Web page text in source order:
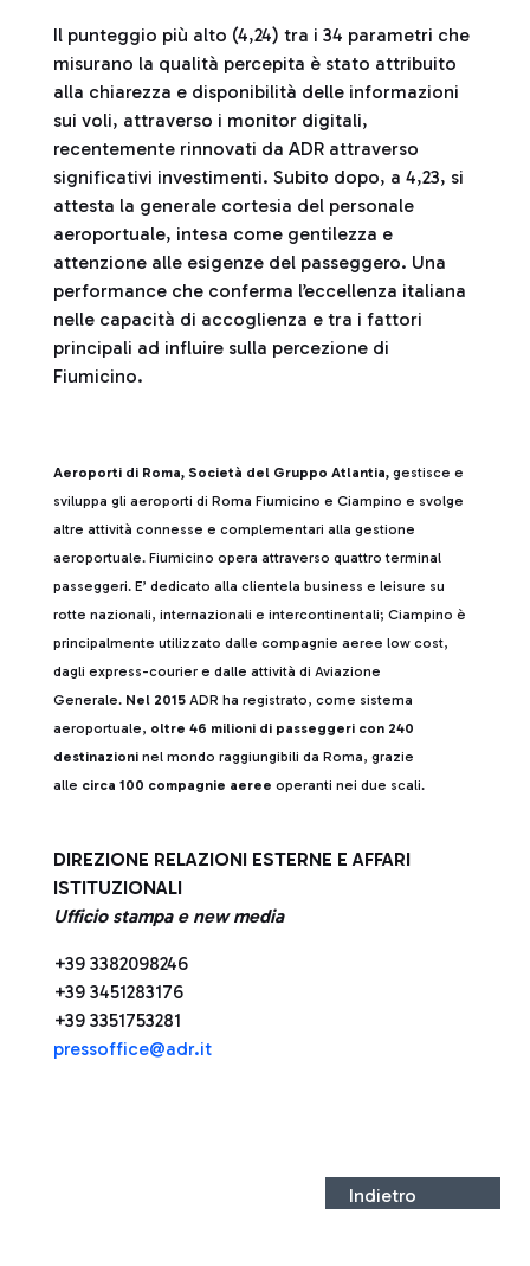
Il punteggio più alto (4,24) tra i 34 parametri che
misurano la qualità percepita è stato attribuito
alla chiarezza e disponibilità delle informazioni
sui voli, attraverso i monitor digitali,
recentemente rinnovati da ADR attraverso
significativi investimenti. Subito dopo, a 4,23, si
attesta la generale cortesia del personale
aeroportuale, intesa come gentilezza e
attenzione alle esigenze del passeggero. Una
performance che conferma l’eccellenza italiana
nelle capacità di accoglienza e tra i fattori
principali ad influire sulla percezione di
Fiumicino.
Aeroporti di Roma, Società del Gruppo Atlantia, gestisce e
sviluppa gli aeroporti di Roma Fiumicino e Ciampino e svolge
altre attività connesse e complementari alla gestione
aeroportuale. Fiumicino opera attraverso quattro terminal
passeggeri. E’ dedicato alla clientela business e leisure su
rotte nazionali, internazionali e intercontinentali; Ciampino è
principalmente utilizzato dalle compagnie aeree low cost,
dagli express-courier e dalle attività di Aviazione
Generale. Nel 2015 ADR ha registrato, come sistema
aeroportuale, oltre 46 milioni di passeggeri con 240
destinazioni nel mondo raggiungibili da Roma, grazie
alle circa 100 compagnie aeree operanti nei due scali.
DIREZIONE RELAZIONI ESTERNE E AFFARI
ISTITUZIONALI
Ufficio stampa e new media
+39 3382098246
+39 3451283176
+39 3351753281
pressoffice@adr.it
Indietro